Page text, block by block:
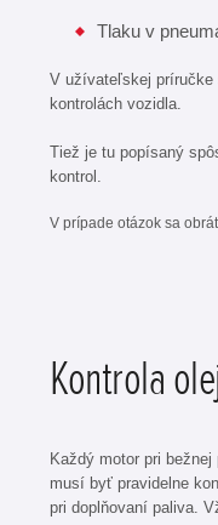
Tlaku v
V užívateľskej príručke
kontrolách vozidla.
Tiež je tu popísaný
kontrol.
V prípade otázok sa
Kontrola
Každý motor pri
musí byť pravidelne
pri doplňovaní paliva.